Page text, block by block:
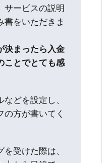
サービスの説明
書をいただきま
決まったら入金
ことでとても感
どを設定し、
の方が書いてく
受けた際は、